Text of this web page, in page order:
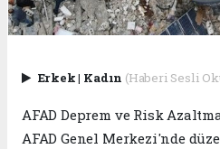
Erkek| Kadın (Haberi Sesli
AFAD Deprem ve Risk
AFAD Genel Merkezi'nde